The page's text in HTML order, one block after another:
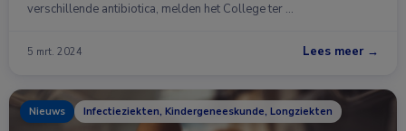
verschillende antibiotica, melden het College ter …
5 mrt. 2024 Lees meer →
Nieuws Infectieziekten, Kindergeneeskunde, Longziekten